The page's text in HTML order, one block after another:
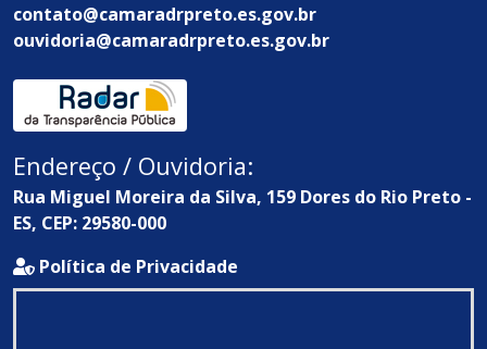
contato@camaradrpreto.es.gov.br
ouvidoria@camaradrpreto.es.gov.br
Endereço / Ouvidoria:
Rua Miguel Moreira da Silva, 159 Dores do Rio Preto -
ES, CEP: 29580-000
Política de Privacidade